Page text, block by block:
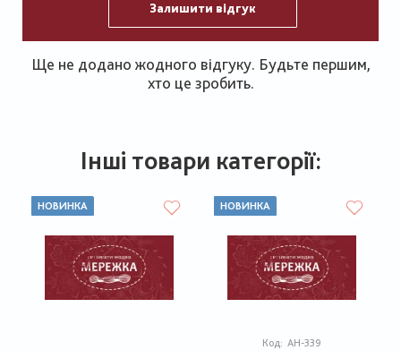
Залишити відгук
Ще не додано жодного відгуку. Будьте першим,
хто це зробить.
Інші товари категорії:
НОВИНКА НОВИНКА
Код: АН-339